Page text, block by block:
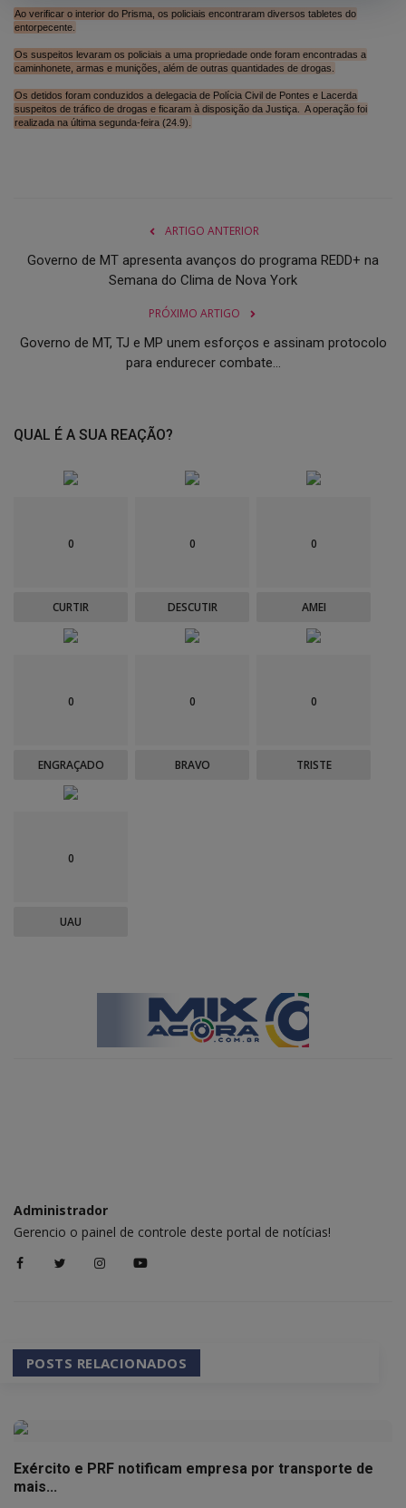
Ao verificar o interior do Prisma, os policiais encontraram diversos tabletes do
entorpecente.
Os suspeitos levaram os policiais a uma propriedade onde foram encontradas a
caminhonete, armas e munições, além de outras quantidades de drogas.
Os detidos foram conduzidos a delegacia de Polícia Civil de Pontes e Lacerda
suspeitos de tráfico de drogas e ficaram à disposição da Justiça. A operação foi
realizada na última segunda-feira (24.9).
ARTIGO ANTERIOR
Governo de MT apresenta avanços do programa REDD+ na
Semana do Clima de Nova York
PRÓXIMO ARTIGO
Governo de MT, TJ e MP unem esforços e assinam protocolo
para endurecer combate...
QUAL É A SUA REAÇÃO?
0
CURTIR
0
DESCUTIR
0
AMEI
0
ENGRAÇADO
0
BRAVO
0
TRISTE
0
UAU
Administrador
Gerencio o painel de controle deste portal de notícias!
POSTS RELACIONADOS
Exército e PRF notificam empresa por transporte de
mais...